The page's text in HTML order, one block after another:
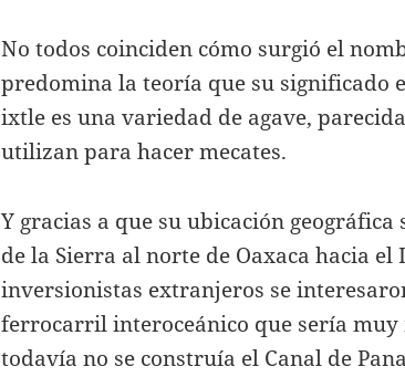
No todos coinciden cómo surgió el
predomina la teoría que su significado
ixtle es una variedad de agave,
utilizan para hacer mecates.
Y gracias a que su ubicación geográfica
de la Sierra al norte de Oaxaca hacia el
inversionistas extranjeros se
ferrocarril interoceánico que sería
todavía no se construía el Canal de